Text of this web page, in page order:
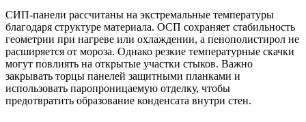
СИП-панели рассчитаны на экстремальные температуры
благодаря структуре материала. ОСП сохраняет стабильность
геометрии при нагреве или охлаждении, а пенополистирол не
расширяется от мороза. Однако резкие температурные скачки
могут повлиять на открытые участки стыков. Важно
закрывать торцы панелей защитными планками и
использовать паропроницаемую отделку, чтобы
предотвратить образование конденсата внутри стен.